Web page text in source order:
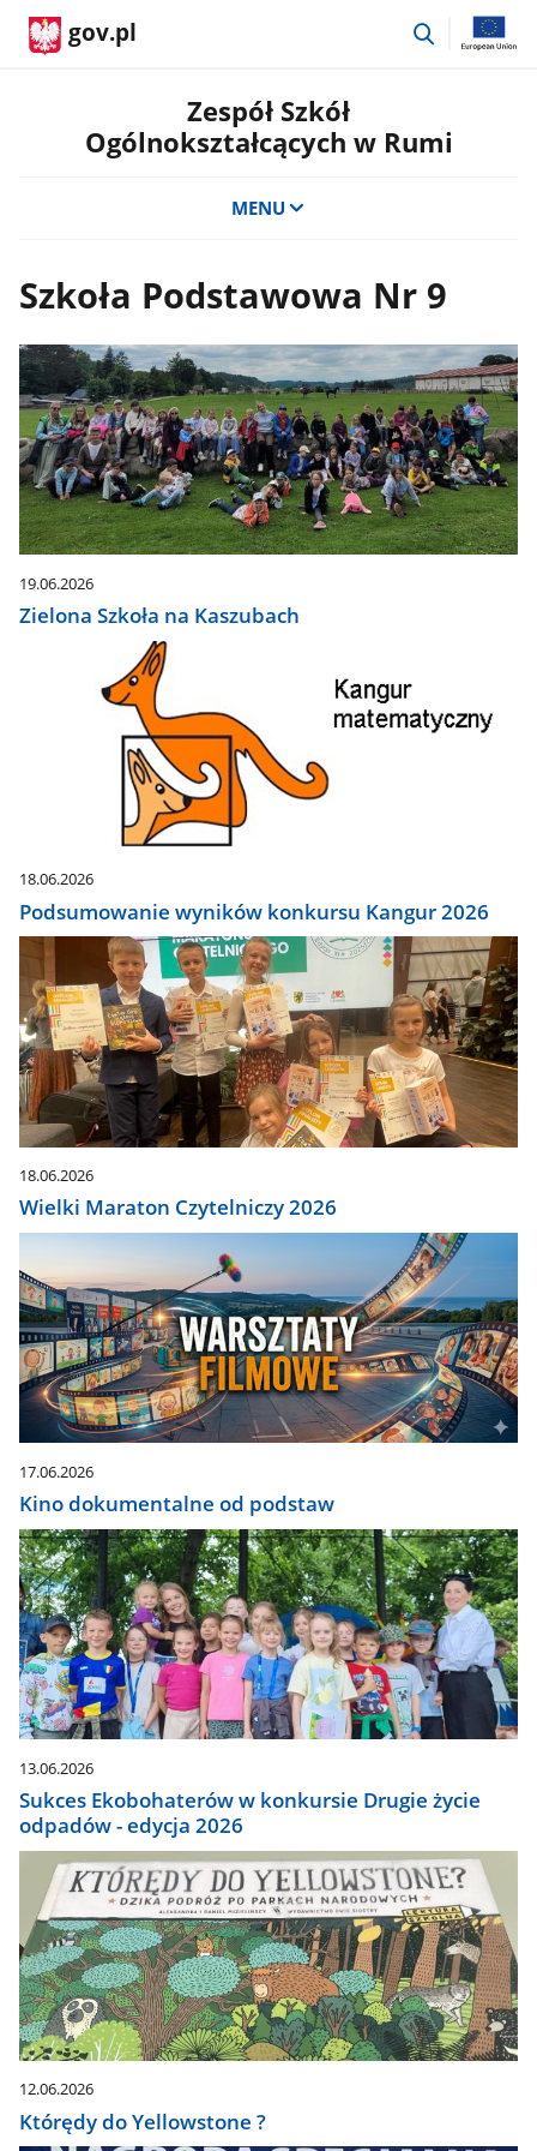
gov.pl
przejdź
Zespół Szkół
Ogólnokształcących w Rumi
MENU
Szkoła Podstawowa Nr 9
19.06.2026
Zielona Szkoła na Kaszubach
18.06.2026
Podsumowanie wyników konkursu Kangur 2026
18.06.2026
Wielki Maraton Czytelniczy 2026
17.06.2026
Kino dokumentalne od podstaw
13.06.2026
Sukces Ekobohaterów w konkursie Drugie życie
odpadów - edycja 2026
12.06.2026
Którędy do Yellowstone ?